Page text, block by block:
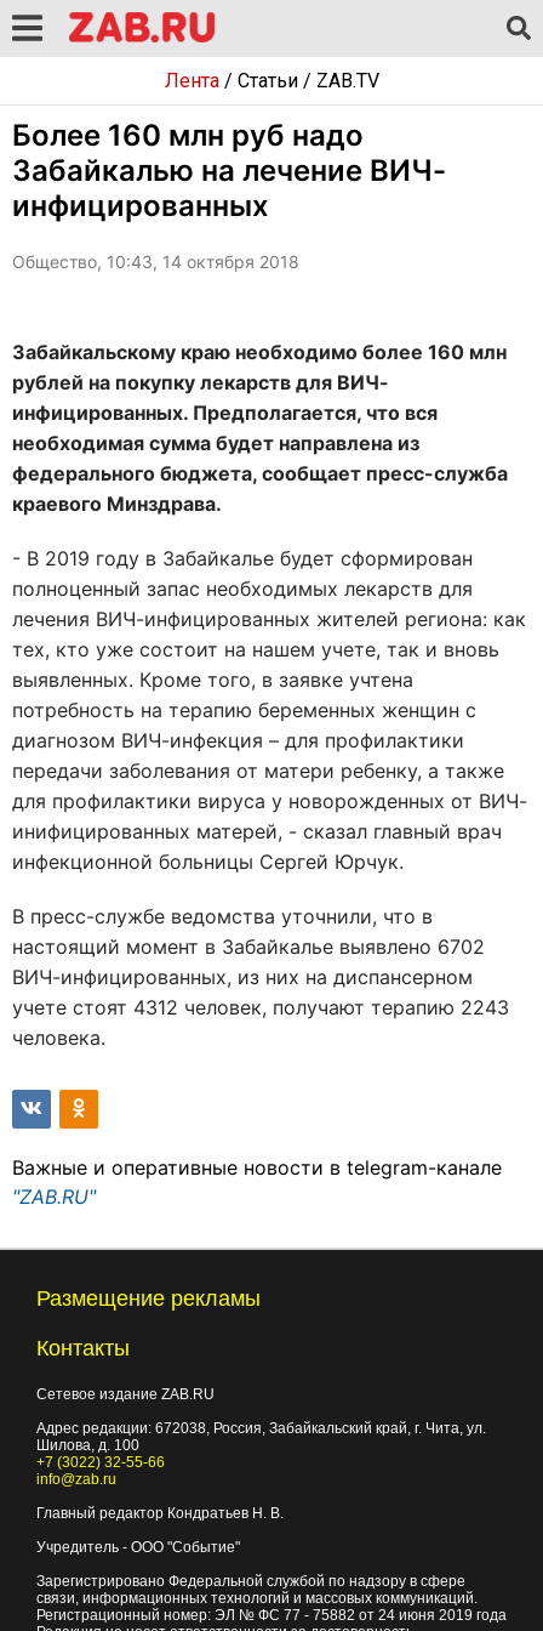
Лента/ Статьи/ ZAB.TV
Более 160 млн руб надо
Забайкалью на лечение ВИЧ-
инфицированных
Общество, 10:43, 14 октября 2018
Забайкальскому краю необходимо более 160 млн
рублей на покупку лекарств для ВИЧ-
инфицированных. Предполагается, что вся
необходимая сумма будет направлена из
федерального бюджета, сообщает пресс-служба
краевого Минздрава.
- В 2019 году в Забайкалье будет сформирован
полноценный запас необходимых лекарств для
лечения ВИЧ-инфицированных жителей региона: как
тех, кто уже состоит на нашем учете, так и вновь
выявленных. Кроме того, в заявке учтена
потребность на терапию беременных женщин с
диагнозом ВИЧ-инфекция – для профилактики
передачи заболевания от матери ребенку, а также
для профилактики вируса у новорожденных от ВИЧ-
инифицированных матерей, - сказал главный врач
инфекционной больницы Сергей Юрчук.
В пресс-службе ведомства уточнили, что в
настоящий момент в Забайкалье выявлено 6702
ВИЧ-инфицированных, из них на диспансерном
учете стоят 4312 человек, получают терапию 2243
человека.
Важные и оперативные новости в telegram-канале
"ZAB.RU"
Размещение рекламы
Контакты
Сетевое издание ZAB.RU
Адрес редакции: 672038, Россия, Забайкальский край, г. Чита, ул.
Шилова, д. 100
+7 (3022) 32-55-66
info@zab.ru
Главный редактор Кондратьев Н. В.
Учредитель - ООО "Событие"
Зарегистрировано Федеральной службой по надзору в сфере
связи, информационных технологий и массовых коммуникаций.
Регистрационный номер: ЭЛ № ФС 77 - 75882 от 24 июня 2019 года